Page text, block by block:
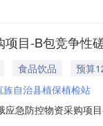
目-B包竞争性
食品饮品
预算
族自治县植保植检站
急防控物资采购项